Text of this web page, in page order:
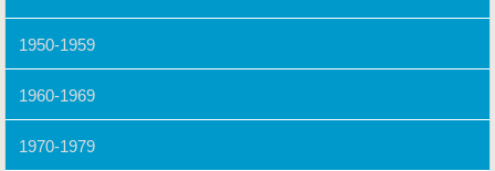
1950-1959
1960-1969
1970-1979